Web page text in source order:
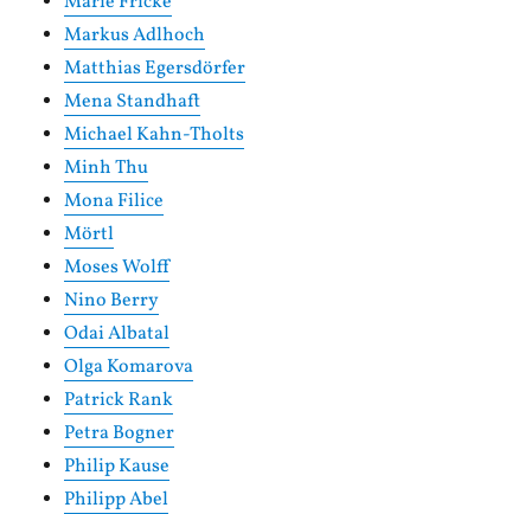
Markus Adlhoch
Matthias Egersdörfer
Mena Standhaft
Michael Kahn-Tholts
Minh Thu
Mona Filice
Mörtl
Moses Wolff
Nino Berry
Odai Albatal
Olga Komarova
Patrick Rank
Petra Bogner
Philip Kause
Philipp Abel